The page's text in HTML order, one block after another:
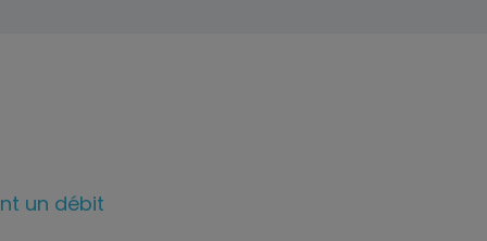
un débit